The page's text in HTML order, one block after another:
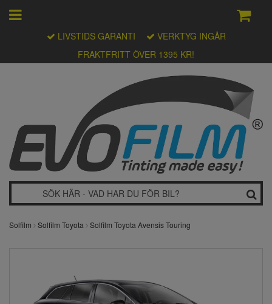
FRAKTFRITT ÖVER 1395 KR!
LIVSTIDS GARANTI VERKTYG INGÅR
Solfilm Solfilm Toyota Solfilm Toyota Avensis Touring